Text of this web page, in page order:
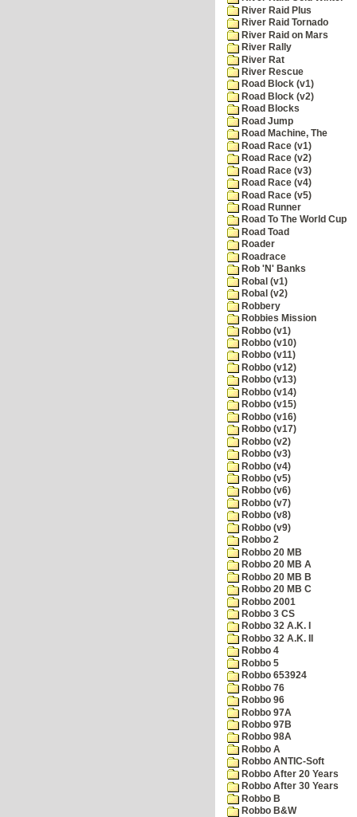
River Raid Plus
River Raid Tornado
River Raid on Mars
River Rally
River Rat
River Rescue
Road Block (v1)
Road Block (v2)
Road Blocks
Road Jump
Road Machine, The
Road Race (v1)
Road Race (v2)
Road Race (v3)
Road Race (v4)
Road Race (v5)
Road Runner
Road To The World Cup
Road Toad
Roader
Roadrace
Rob 'N' Banks
Robal (v1)
Robal (v2)
Robbery
Robbies Mission
Robbo (v1)
Robbo (v10)
Robbo (v11)
Robbo (v12)
Robbo (v13)
Robbo (v14)
Robbo (v15)
Robbo (v16)
Robbo (v17)
Robbo (v2)
Robbo (v3)
Robbo (v4)
Robbo (v5)
Robbo (v6)
Robbo (v7)
Robbo (v8)
Robbo (v9)
Robbo 2
Robbo 20 MB
Robbo 20 MB A
Robbo 20 MB B
Robbo 20 MB C
Robbo 2001
Robbo 3 CS
Robbo 32 A.K. I
Robbo 32 A.K. II
Robbo 4
Robbo 5
Robbo 653924
Robbo 76
Robbo 96
Robbo 97A
Robbo 97B
Robbo 98A
Robbo A
Robbo ANTIC-Soft
Robbo After 20 Years
Robbo After 30 Years
Robbo B
Robbo B&W